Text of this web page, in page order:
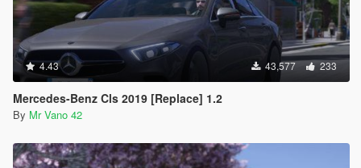
4.43 43,577 233
Mercedes-Benz Cls 2019 [Replace] 1.2
By Mr Vano 42